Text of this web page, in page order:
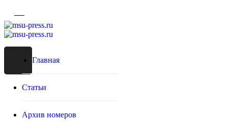
Главная
Статьи
Архив номеров